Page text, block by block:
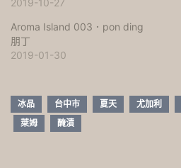
2019-10-27
Aroma Island 003．pon ding
朋丁
2019-01-30
冰品 台中市 夏天 尤加利
萊姆
醃漬